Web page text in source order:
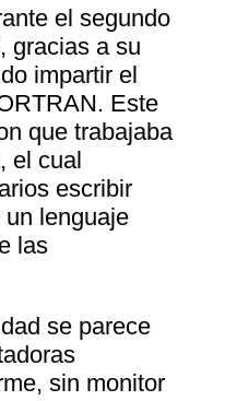
el segundo
gracias a su
impartir el
Este
que trabajaba
el cual
escribir
lenguaje
las
se parece
sin monitor